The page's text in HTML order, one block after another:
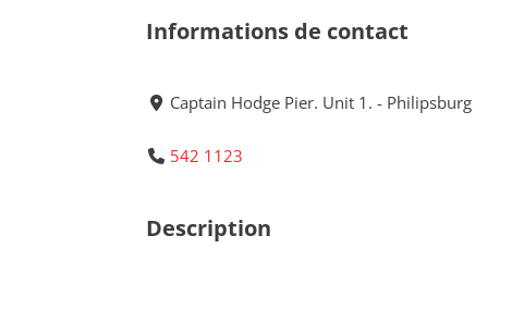
Informations de contact
Captain Hodge Pier. Unit 1. - Philipsburg
542 1123
Description